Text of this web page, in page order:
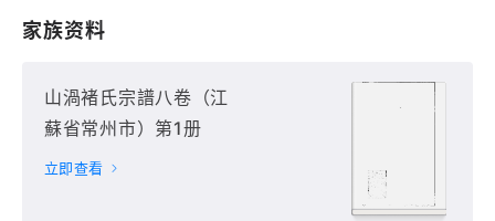
家族资料
山渦褚氏宗譜八卷（江
蘇省常州市）第1册
立即查看